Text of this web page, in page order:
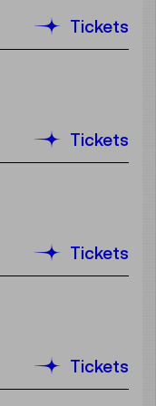
Tickets
Tickets
Tickets
Tickets